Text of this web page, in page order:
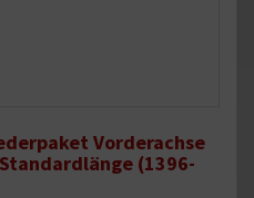
Vorderachse
(1396-